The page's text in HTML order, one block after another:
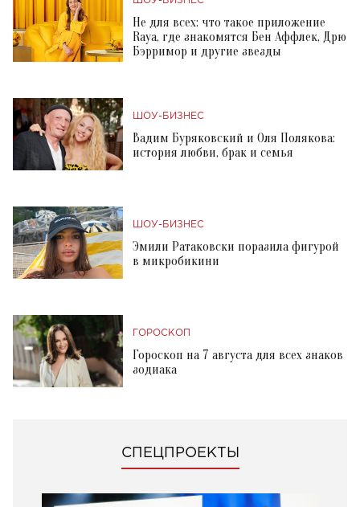
Не для всех: что такое приложение
Raya, где знакомятся Бен Аффлек, Дрю
Бэрримор и другие звезды
ШОУ-БИЗНЕС
Вадим Буряковский и Оля Полякова:
история любви, брак и семья
ШОУ-БИЗНЕС
Эмили Ратаковски поразила фигурой
в микробикини
ГОРОСКОП
Гороскоп на 7 августа для всех знаков
зодиака
СПЕЦПРОЕКТЫ